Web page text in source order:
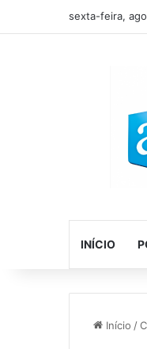
sexta-feira,
INÍCIO
Início /